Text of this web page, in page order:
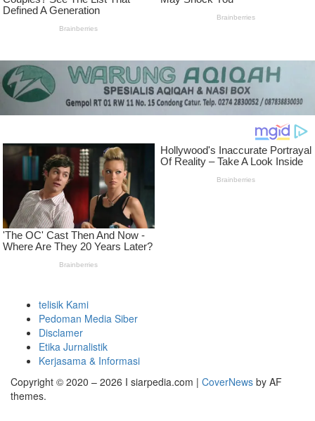
telisik Kami
Pedoman Media Siber
Disclamer
Etika Jurnalistik
Kerjasama & Informasi
Copyright © 2020 – 2026 I siarpedia.com | CoverNews by AF
themes.